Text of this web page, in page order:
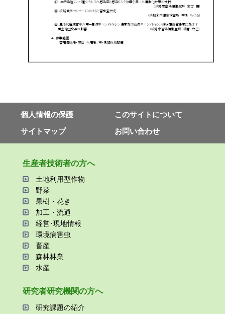
個⼈情報の保護
このサイトについて
サイトマップ
お問い合わせ
⽣産者技術者の⽅へ
⼟地利⽤型作物
野菜
果樹・花き
加⼯・流通
経営･現地情報
環境病害⾍
畜産
森林林業
⽔産
研究者研究機関の⽅へ
研究課題の紹介